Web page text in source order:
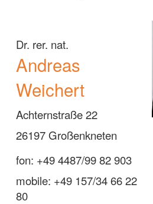
Dr. rer. nat.
Andreas
Weichert
Achternstraße 22
26197 Großenkneten
fon: +49 4487/99 82 903
mobile: +49 157/34 66 22
80